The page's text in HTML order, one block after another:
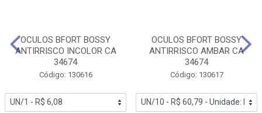
OCULOS BFORT BOSSY
ANTIRRISCO INCOLOR CA
34674
Código: 130616
OCULOS BFORT BOSSY
ANTIRRISCO AMBAR CA
34674
Código: 130617